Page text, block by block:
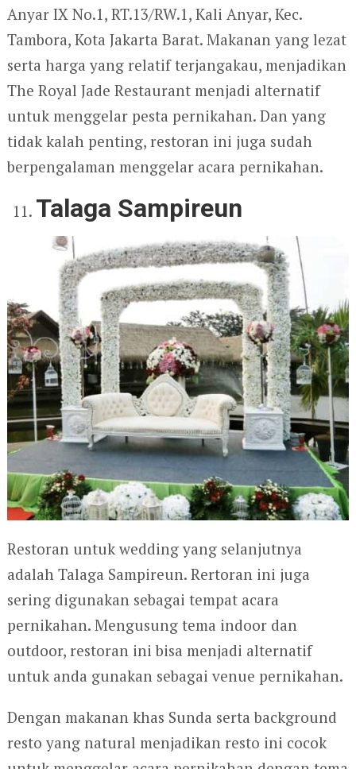
Anyar IX No.1, RT.13/RW.1, Kali Anyar, Kec.
Tambora, Kota Jakarta Barat. Makanan yang lezat
serta harga yang relatif terjangakau, menjadikan
The Royal Jade Restaurant menjadi alternatif
untuk menggelar pesta pernikahan. Dan yang
tidak kalah penting, restoran ini juga sudah
berpengalaman menggelar acara pernikahan.
Talaga Sampireun
Restoran untuk wedding yang selanjutnya
adalah Talaga Sampireun. Rertoran ini juga
sering digunakan sebagai tempat acara
pernikahan. Mengusung tema indoor dan
outdoor, restoran ini bisa menjadi alternatif
untuk anda gunakan sebagai venue pernikahan.
Dengan makanan khas Sunda serta background
resto yang natural menjadikan resto ini cocok